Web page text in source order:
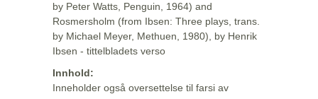
by Peter Watts, Penguin, 1964) and
Rosmersholm (from Ibsen: Three plays, trans.
by Michael Meyer, Methuen, 1980), by Henrik
Ibsen - tittelbladets verso
Innhold:
Inneholder også oversettelse til farsi av